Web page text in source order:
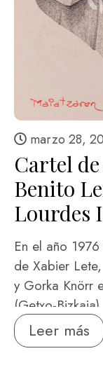
marzo 28,
Cartel
Benito
Lourdes
En el año
de Xabier
y Gorka Knörr
(Getxo-
mayo de 1976
Gane/
Leer más